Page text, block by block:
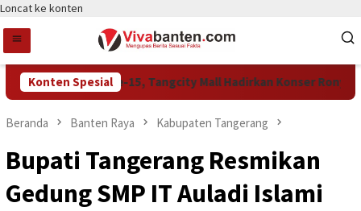
Loncat ke konten
Konten Spesial
Rayakan HUT Ke-15, Tangcity Mall Hadirkan Konser Rony
Beranda Banten Raya Kabupaten Tangerang
Bupati Tangerang Resmikan
Gedung SMP IT Auladi Islami